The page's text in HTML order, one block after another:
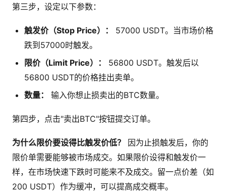
第三步，设定以下参数：
触发价（Stop Price）：
57000 USDT。当市场价格
跌到57000时触发。
限价（Limit Price）：
56800 USDT。触发后以
56800 USDT的价格挂出卖单。
数量：
输入你想止损卖出的BTC数量。
第四步，点击"卖出BTC"按钮提交订单。
为什么限价要设得比触发价低？
因为止损触发后，你的
限价单需要能够被市场成交。如果限价设得和触发价一
样，在市场快速下跌时可能来不及成交。留一点价差（如
200 USDT）作为缓冲，可以提高成交概率。